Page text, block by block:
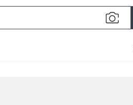
Bar